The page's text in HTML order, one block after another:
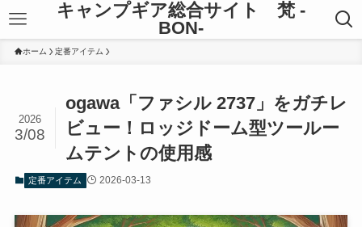
キャンプギア総合サイト 梵 -
BON-
ホーム 定番アイテム
ogawa「ファシル 2737」をガチレ
ビュー！ロッジドーム型ツールー
ムテントの使用感
2026
3/08
定番アイテム 2026-03-13